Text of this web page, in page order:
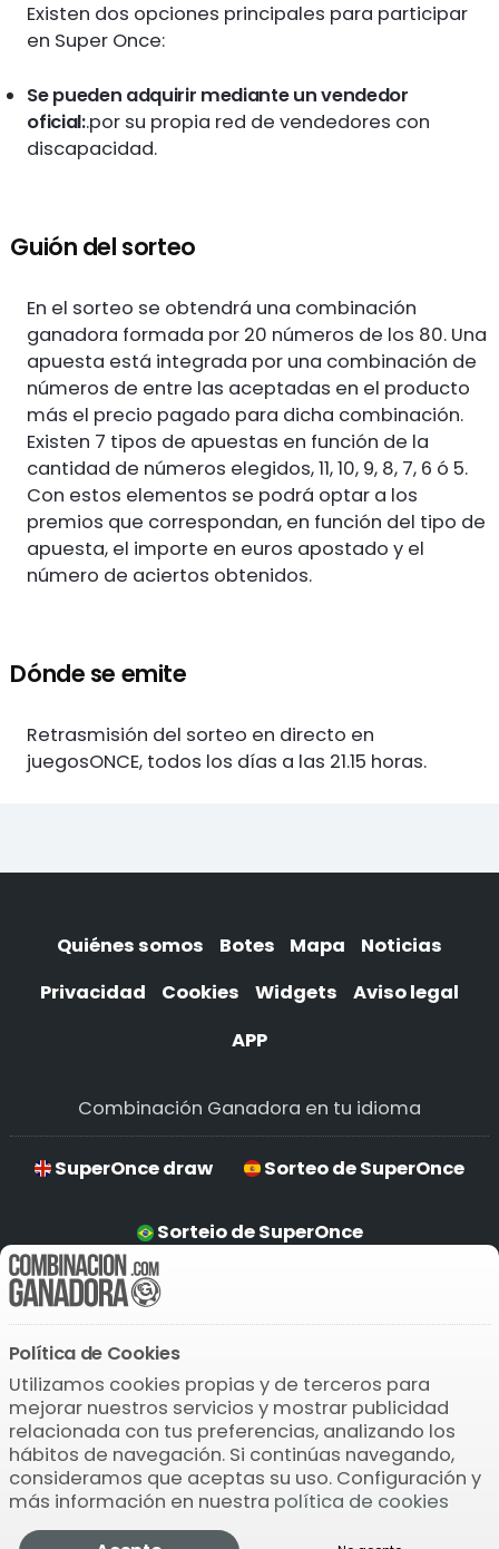
Existen dos opciones principales para participar
en Super Once:
Se pueden adquirir mediante un vendedor
oficial:.por su propia red de vendedores con
discapacidad.
Guión del sorteo
En el sorteo se obtendrá una combinación
ganadora formada por 20 números de los 80. Una
apuesta está integrada por una combinación de
números de entre las aceptadas en el producto
más el precio pagado para dicha combinación.
Existen 7 tipos de apuestas en función de la
cantidad de números elegidos, 11, 10, 9, 8, 7, 6 ó 5.
Con estos elementos se podrá optar a los
premios que correspondan, en función del tipo de
apuesta, el importe en euros apostado y el
número de aciertos obtenidos.
Dónde se emite
Retrasmisión del sorteo en directo en
juegosONCE, todos los días a las 21.15 horas.
Quiénes somos Botes Mapa
Noticias
Privacidad
Cookies Widgets
Aviso legal
APP
Combinación Ganadora en tu idioma
SuperOnce draw Sorteo de SuperOnce
Sorteio de SuperOnce
Auslosung von SuperOnce
Descarga la APP
Política de Cookies
Utilizamos cookies propias y de terceros para
mejorar nuestros servicios y mostrar publicidad
relacionada con tus preferencias, analizando los
hábitos de navegación. Si continúas navegando,
consideramos que aceptas su uso. Configuración y
más información en nuestra política de cookies